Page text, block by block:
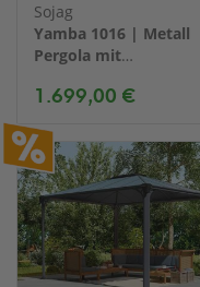
Sojag
Yamba 1016 | Metall
Pergola mit
1.699,00 €